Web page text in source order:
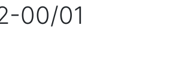
00/01